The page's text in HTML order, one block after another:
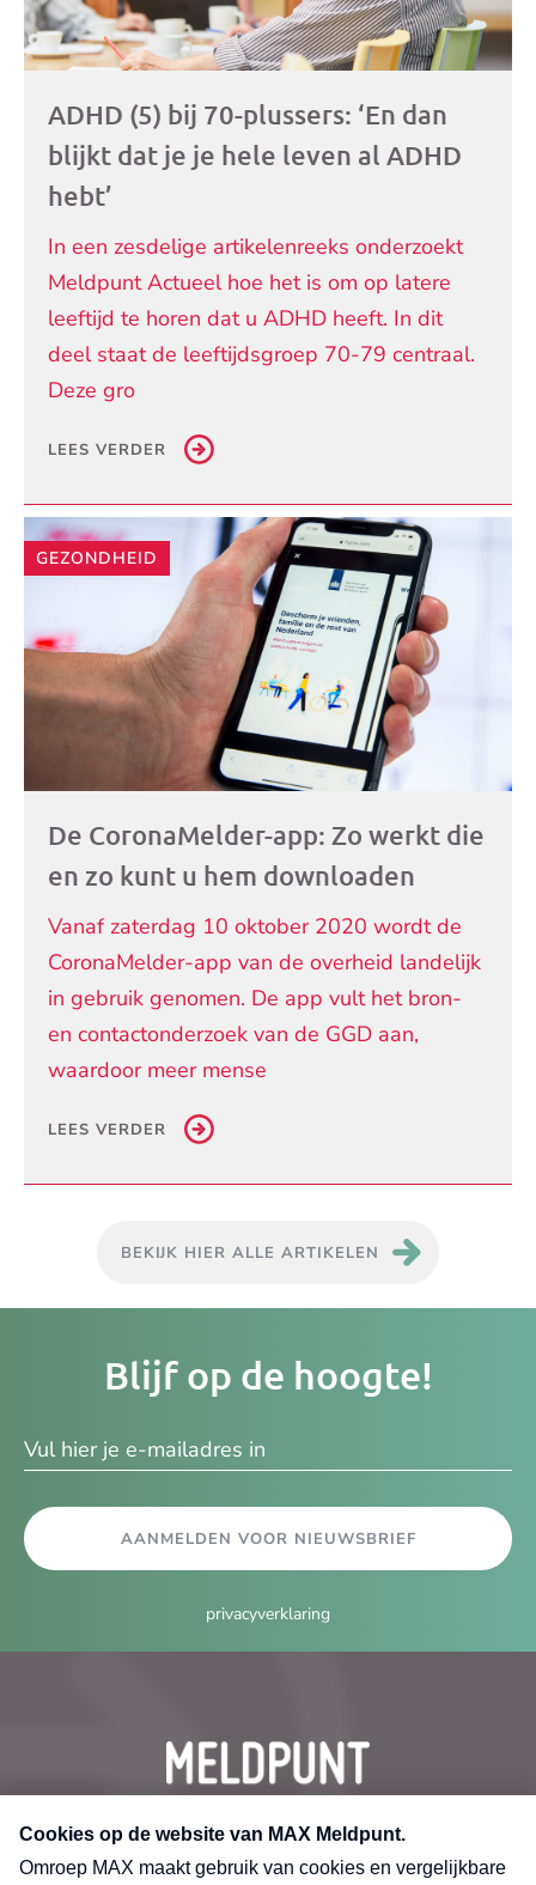
ADHD (5) bij 70-plussers: ‘En dan
blijkt dat je je hele leven al ADHD
hebt’
In een zesdelige artikelenreeks onderzoekt
Meldpunt Actueel hoe het is om op latere
leeftijd te horen dat u ADHD heeft. In dit
deel staat de leeftijdsgroep 70-79 centraal.
Deze gro
LEES VERDER
GEZONDHEID
De CoronaMelder-app: Zo werkt die
en zo kunt u hem downloaden
Vanaf zaterdag 10 oktober 2020 wordt de
CoronaMelder-app van de overheid landelijk
in gebruik genomen. De app vult het bron-
en contactonderzoek van de GGD aan,
waardoor meer mense
LEES VERDER
BEKIJK HIER ALLE ARTIKELEN
Blijf op de hoogte!
AANMELDEN VOOR NIEUWSBRIEF
privacyverklaring
CONTACT